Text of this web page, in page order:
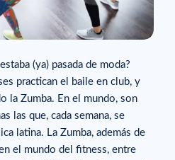
(ya) pasada de moda?
practican el baile en club, y
la Zumba. En el mundo, son
las que, cada semana, se
latina. La Zumba, además de
el mundo del fitness, entre